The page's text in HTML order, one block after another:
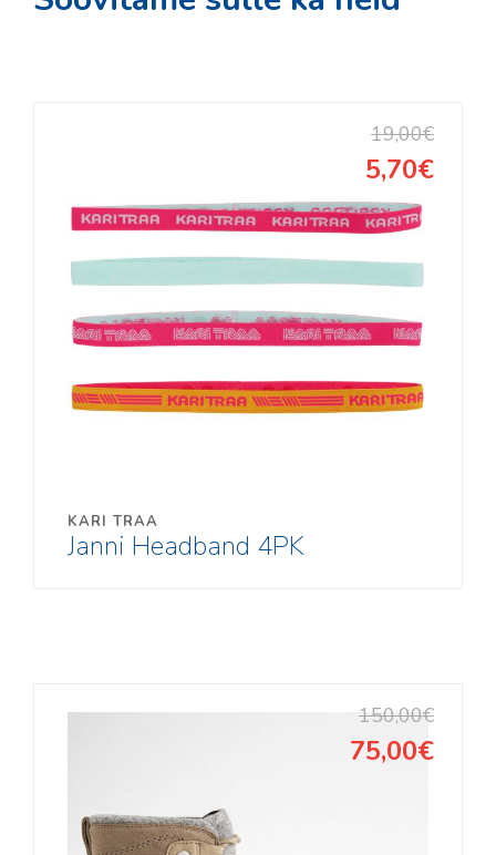
KARI TRAA
Janni Headband 4PK
19,00€
5,70€
150,00€
75,00€
E – R
10:00 – 19:00
10:00 – 19:00
10:00 – 16:00